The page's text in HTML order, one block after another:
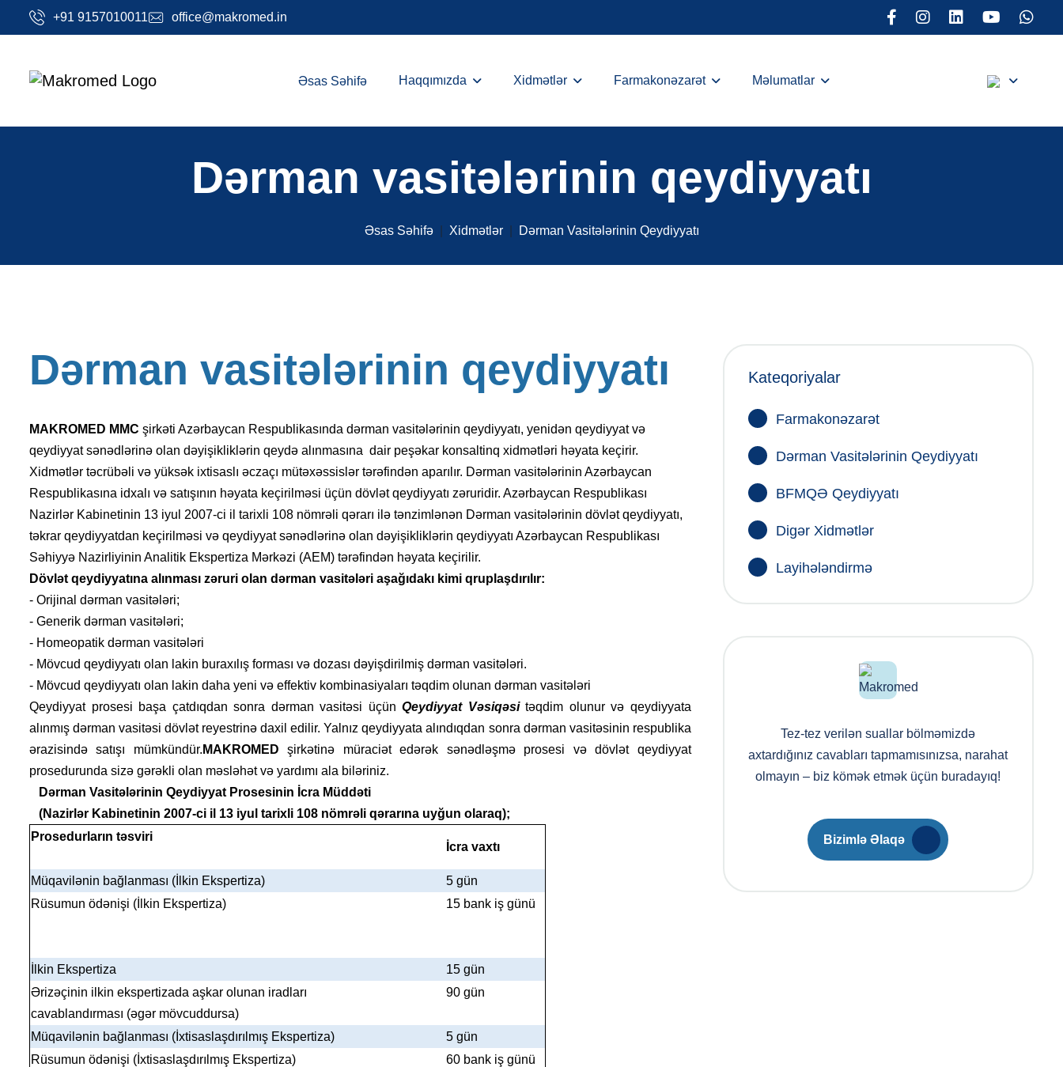
+91 9157010011 office@makromed.in
Əsas Səhifə Haqqımızda Xidmətlər Farmakonəzarət Məlumatlar
Dərman vasitələrinin qeydiyyatı
Əsas Səhifə Xidmətlər Dərman Vasitələrinin Qeydiyyatı
Dərman vasitələrinin qeydiyyatı
MAKROMED MMC şirkəti Azərbaycan Respublikasında dərman vasitələrinin qeydiyyatı, yenidən qeydiyyat və
qeydiyyat sənədlərinə olan dəyişikliklərin qeydə alınmasına dair peşəkar konsaltinq xidmətləri həyata keçirir.
Xidmətlər təcrübəli və yüksək ixtisaslı əczaçı mütəxəssislər tərəfindən aparılır. Dərman vasitələrinin Azərbaycan
Respublikasına idxalı və satışının həyata keçirilməsi üçün dövlət qeydiyyatı zəruridir. Azərbaycan Respublikası
Nazirlər Kabinetinin 13 iyul 2007-ci il tarixli 108 nömrəli qərarı ilə tənzimlənən Dərman vasitələrinin dövlət qeydiyyatı,
təkrar qeydiyyatdan keçirilməsi və qeydiyyat sənədlərinə olan dəyişikliklərin qeydiyyatı Azərbaycan Respublikası
Səhiyyə Nazirliyinin Analitik Ekspertiza Mərkəzi (AEM) tərəfindən həyata keçirilir.
Dövlət qeydiyyatına alınması zəruri olan dərman vasitələri aşağıdakı kimi qruplaşdırılır:
- Orijinal dərman vasitələri;
- Generik dərman vasitələri;
- Homeopatik dərman vasitələri
- Mövcud qeydiyyatı olan lakin buraxılış forması və dozası dəyişdirilmiş dərman vasitələri.
- Mövcud qeydiyyatı olan lakin daha yeni və effektiv kombinasiyaları təqdim olunan dərman vasitələri
Qeydiyyat prosesi başa çatdıqdan sonra dərman vasitəsi üçünQeydiyyat Vəsiqəsitəqdim olunur və qeydiyyata
alınmış dərman vasitəsi dövlət reyestrinə daxil edilir. Yalnız qeydiyyata alındıqdan sonra dərman vasitəsinin respublika
ərazisində satışı mümkündür. MAKROMEDşirkətinə müraciət edərək sənədləşmə prosesi və dövlət qeydiyyat
prosedurunda sizə gərəkli olan məsləhət və yardımı ala biləriniz.
Dərman Vasitələrinin Qeydiyyat Prosesinin İcra Müddəti
(Nazirlər Kabinetinin 2007-ci il 13 iyul tarixli 108 nömrəli qərarına uyğun olaraq);
Prosedurların təsviri
İcra vaxtı
Müqavilənin bağlanması (İlkin Ekspertiza)
5 gün
Rüsumun ödənişi (İlkin Ekspertiza)
15 bank iş günü
İlkin Ekspertiza
15 gün
Ərizəçinin ilkin ekspertizada aşkar olunan iradları
cavablandırması (əgər mövcuddursa)
90 gün
Müqavilənin bağlanması (İxtisaslaşdırılmış Ekspertiza)
5 gün
Rüsumun ödənişi (İxtisaslaşdırılmış Ekspertiza)
60 bank iş günü
Kateqoriyalar
Farmakonəzarət
Dərman Vasitələrinin Qeydiyyatı
BFMQƏ Qeydiyyatı
Digər Xidmətlər
Layihələndirmə
Tez-tez verilən suallar bölməmizdə
axtardığınız cavabları tapmamısınızsa, narahat
olmayın – biz kömək etmək üçün buradayıq!
Bizimlə Əlaqə